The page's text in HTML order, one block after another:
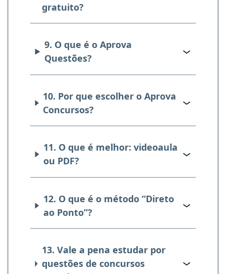
gratuito?
9. O que é o Aprova
Questões?
10. Por que escolher o Aprova
Concursos?
11. O que é melhor: videoaula
ou PDF?
12. O que é o método “Direto
ao Ponto”?
13. Vale a pena estudar por
questões de concursos